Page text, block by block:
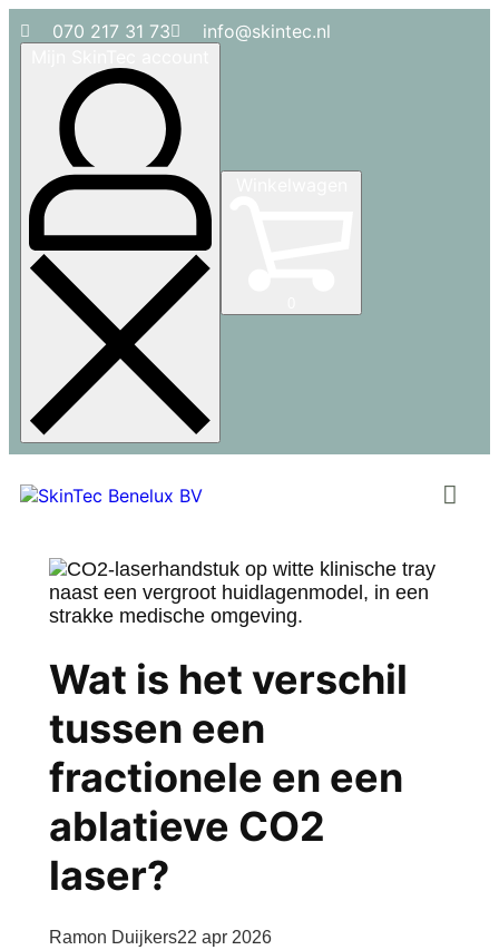
070 217 31 73
info@skintec.nl
Wat is het verschil
tussen een
fractionele en een
ablatieve CO2
laser?
Ramon Duijkers22 apr 2026